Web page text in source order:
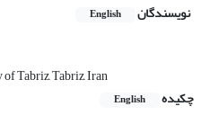
نویسندگان English
Tabriz, Tabriz, Iran
چکیده
English